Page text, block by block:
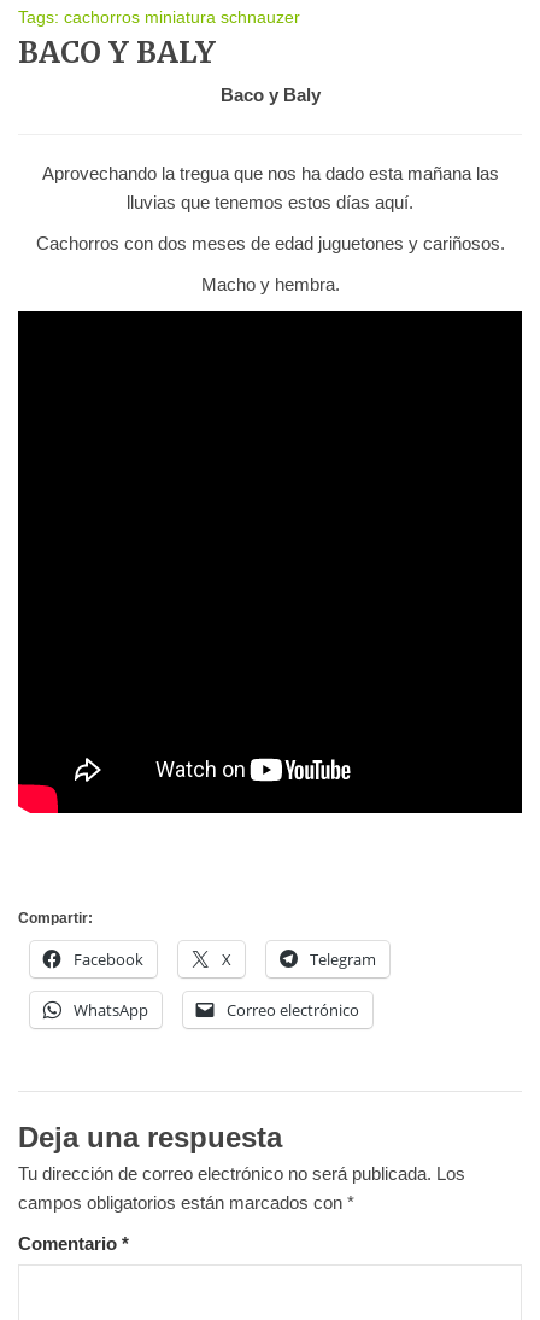
Tags: cachorros miniatura schnauzer
BACO Y BALY
Baco y Baly
Aprovechando la tregua que nos ha dado esta mañana las
lluvias que tenemos estos días aquí.
Cachorros con dos meses de edad juguetones y cariñosos.
Macho y hembra.
Compartir:
Facebook X Telegram
WhatsApp Correo electrónico
Deja una respuesta
Tu dirección de correo electrónico no será publicada. Los
campos obligatorios están marcados con *
Comentario *